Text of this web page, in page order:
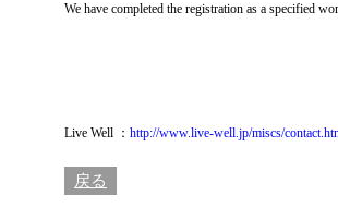
We have completed the registration as a specified
Live Well ： http://www.live-well.jp/miscs/
戻る